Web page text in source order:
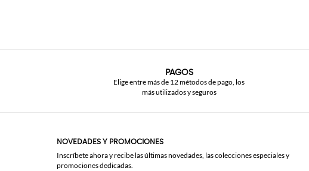
PAGOS
Elige entre más de 12 métodos de pago, los
más utilizados y seguros
NOVEDADES Y PROMOCIONES
Inscríbete ahora y recibe las últimas novedades, las colecciones especiales y
promociones dedicadas.